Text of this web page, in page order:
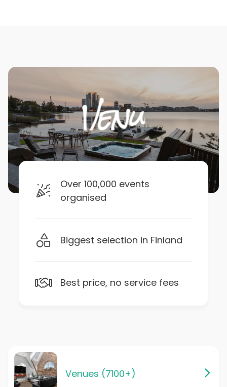
Over 100,000 events
organised
Biggest selection in Finland
Best price, no service fees
Venues (7100+)